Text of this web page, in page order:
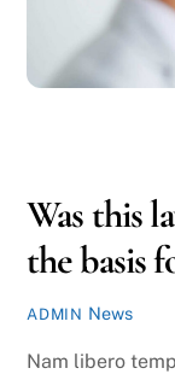
Was this
the basis
ADMIN News
Nam libero